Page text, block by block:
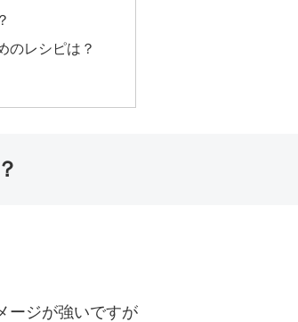
のレシピは？
ージが強いですが